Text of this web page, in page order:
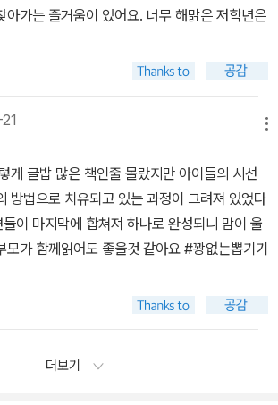
아가는 즐거움이 있어요. 너무 해맑은 저학년은
게 글밥 많은 책인줄 몰랐지만 아이들의 시선
방법으로 치유되고 있는 과정이 그려져 있었다
이 마지막에 합쳐져 하나로 완성되니 맘이 울
모가 함께읽어도 좋을것 같아요 #꽝없는뽑기기
더보기